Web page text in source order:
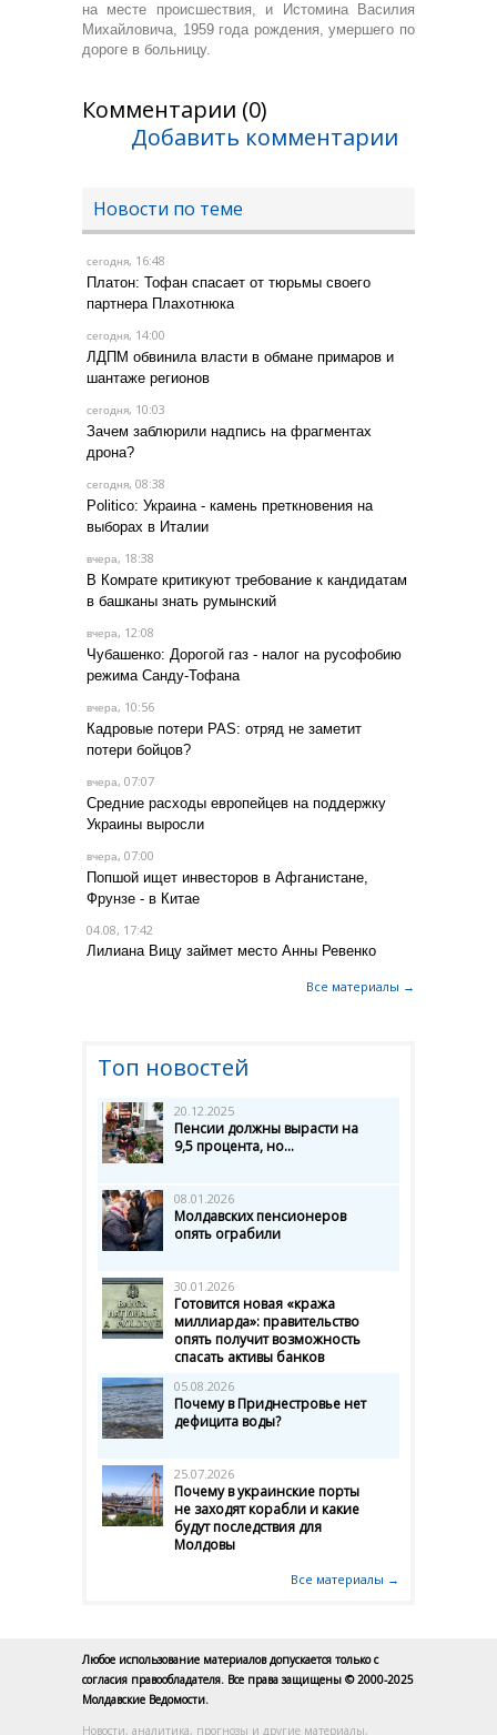
на месте происшествия, и Истомина Василия
Михайловича, 1959 года рождения, умершего по
дороге в больницу.
Комментарии (0)
Добавить комментарии
Новости по теме
сегодня, 16:48
Платон: Тофан спасает от тюрьмы своего
партнера Плахотнюка
сегодня, 14:00
ЛДПМ обвинила власти в обмане примаров и
шантаже регионов
сегодня, 10:03
Зачем заблюрили надпись на фрагментах
дрона?
сегодня, 08:38
Politico: Украина - камень преткновения на
выборах в Италии
вчера, 18:38
В Комрате критикуют требование к кандидатам
в башканы знать румынский
вчера, 12:08
Чубашенко: Дорогой газ - налог на русофобию
режима Санду-Тофана
вчера, 10:56
Кадровые потери PAS: отряд не заметит
потери бойцов?
вчера, 07:07
Средние расходы европейцев на поддержку
Украины выросли
вчера, 07:00
Попшой ищет инвесторов в Афганистане,
Фрунзе - в Китае
04.08, 17:42
Лилиана Вицу займет место Анны Ревенко
Все материалы →
Топ новостей
20.12.2025
Пенсии должны вырасти на
9,5 процента, но...
08.01.2026
Молдавских пенсионеров
опять ограбили
30.01.2026
Готовится новая «кража
миллиарда»: правительство
опять получит возможность
спасать активы банков
05.08.2026
Почему в Приднестровье нет
дефицита воды?
25.07.2026
Почему в украинские порты
не заходят корабли и какие
будут последствия для
Молдовы
Все материалы →
Любое использование материалов допускается только с
согласия правообладателя. Все права защищены © 2000-2025
Молдавские Ведомости.
Новости, аналитика, прогнозы и другие материалы,